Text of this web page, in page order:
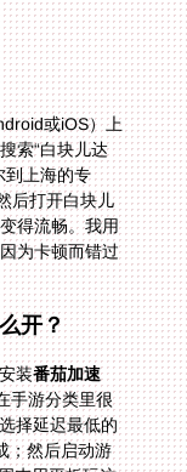
或iOS）上
索“白块儿达
如首尔到上海的专
；然后打开白块儿
作变得流畅。我用
会因为卡顿而错过
开？
装番茄加速
手游分类里很
择延迟最低的
；然后启动游
末用平板玩这
定运行，没有